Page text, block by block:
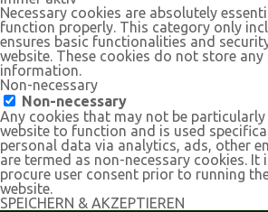
Necessary cookies are absolutely
function properly. This category only
ensures basic functionalities and
website. These cookies do not store any
information.
Non-necessary
Non-necessary
Any cookies that may not be
website to function and is used
personal data via analytics, ads, other
are termed as non-necessary cookies.
procure user consent prior to running
website.
SPEICHERN & AKZEPTIEREN